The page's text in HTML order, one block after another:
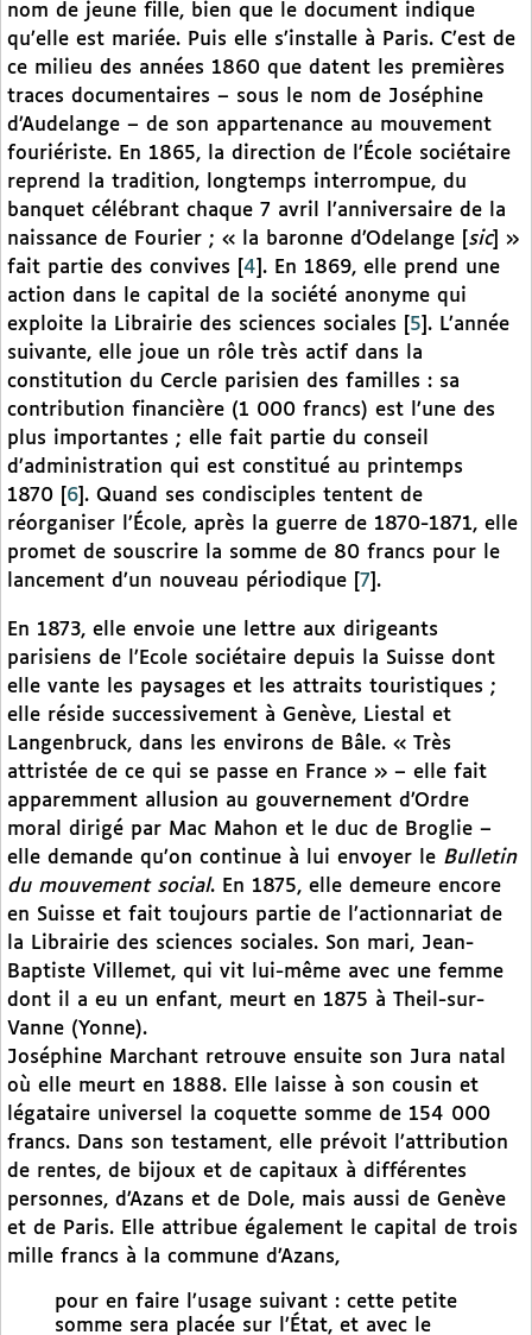
nom de jeune fille, bien que le document indique
qu’elle est mariée. Puis elle s’installe à Paris. C’est de
ce milieu des années 1860 que datent les premières
traces documentaires – sous le nom de Joséphine
d’Audelange – de son appartenance au mouvement
fouriériste. En 1865, la direction de l’École sociétaire
reprend la tradition, longtemps interrompue, du
banquet célébrant chaque 7 avril l’anniversaire de la
naissance de Fourier ; « la baronne d’Odelange [ sic] »
fait partie des convives
4 . En 1869, elle prend une
action dans le capital de la société anonyme qui
exploite la Librairie des sciences sociales
5 . L’année
suivante, elle joue un rôle très actif dans la
constitution du Cercle parisien des familles : sa
contribution financière (1 000 francs) est l’une des
plus importantes ; elle fait partie du conseil
d’administration qui est constitué au printemps
1870
6 . Quand ses condisciples tentent de
réorganiser l’École, après la guerre de 1870-1871, elle
promet de souscrire la somme de 80 francs pour le
lancement d’un nouveau périodique
7 .
En 1873, elle envoie une lettre aux dirigeants
parisiens de l’Ecole sociétaire depuis la Suisse dont
elle vante les paysages et les attraits touristiques ;
elle réside successivement à Genève, Liestal et
Langenbruck, dans les environs de Bâle. « Très
attristée de ce qui se passe en France » – elle fait
apparemment allusion au gouvernement d’Ordre
moral dirigé par Mac Mahon et le duc de Broglie –
elle demande qu’on continue à lui envoyer le Bulletin
du mouvement social. En 1875, elle demeure encore
en Suisse et fait toujours partie de l’actionnariat de
la Librairie des sciences sociales. Son mari, Jean-
Baptiste Villemet, qui vit lui-même avec une femme
dont il a eu un enfant, meurt en 1875 à Theil-sur-
Vanne (Yonne).
Joséphine Marchant retrouve ensuite son Jura natal
où elle meurt en 1888. Elle laisse à son cousin et
légataire universel la coquette somme de 154 000
francs. Dans son testament, elle prévoit l’attribution
de rentes, de bijoux et de capitaux à différentes
personnes, d’Azans et de Dole, mais aussi de Genève
et de Paris. Elle attribue également le capital de trois
mille francs à la commune d’Azans,
pour en faire l’usage suivant : cette petite
somme sera placée sur l’État, et avec le